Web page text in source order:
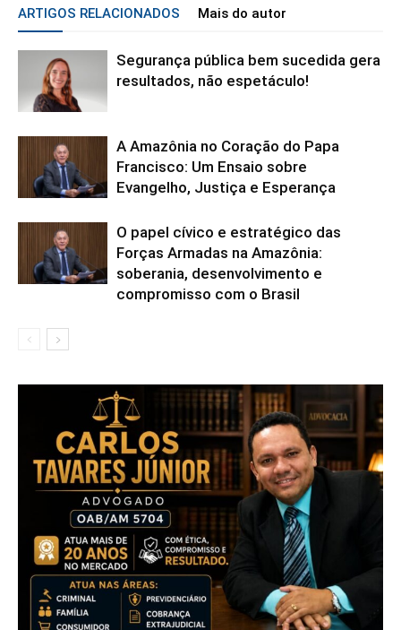
ARTIGOS RELACIONADOS Mais do autor
Segurança pública bem sucedida gera
resultados, não espetáculo!
A Amazônia no Coração do Papa
Francisco: Um Ensaio sobre
Evangelho, Justiça e Esperança
O papel cívico e estratégico das
Forças Armadas na Amazônia:
soberania, desenvolvimento e
compromisso com o Brasil